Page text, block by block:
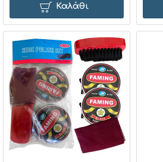
Καλάθι